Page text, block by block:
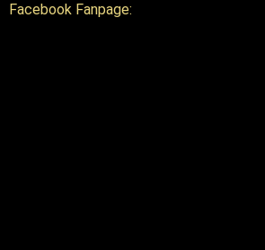
Facebook Fanpage: